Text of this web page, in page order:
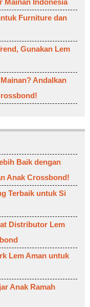
Furniture dan
Gunakan Lem
Andalkan
Baik dengan
Anak Crossbond!
Terbaik untuk Si
Distributor Lem
Lem Aman untuk
Anak Ramah